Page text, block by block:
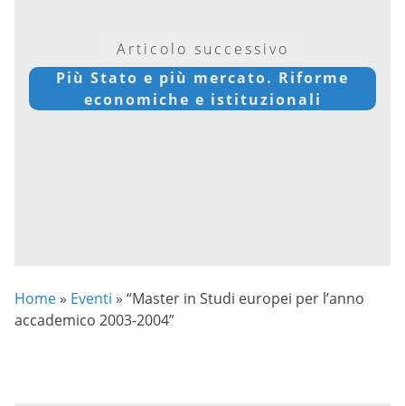
Articolo successivo
Più Stato e più mercato. Riforme
economiche e istituzionali
Home » Eventi » “Master in Studi europei per l’anno
accademico 2003-2004”